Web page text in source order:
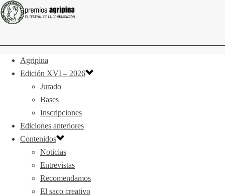
Agripina
Edición XVI – 2026
Jurado
Bases
Inscripciones
Ediciones anteriores
Contenidos
Noticias
Entrevistas
Recomendamos
El saco creativo